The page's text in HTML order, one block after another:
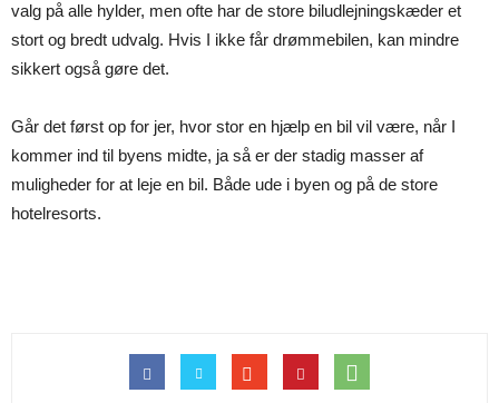
valg på alle hylder, men ofte har de store biludlejningskæder et
stort og bredt udvalg. Hvis I ikke får drømmebilen, kan mindre
sikkert også gøre det.
Går det først op for jer, hvor stor en hjælp en bil vil være, når I
kommer ind til byens midte, ja så er der stadig masser af
muligheder for at leje en bil. Både ude i byen og på de store
hotelresorts.